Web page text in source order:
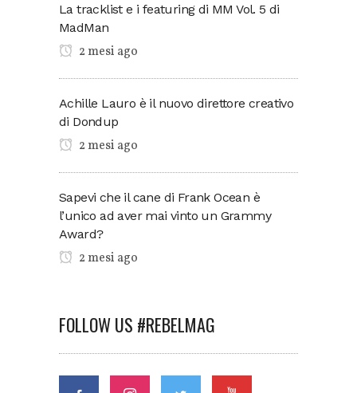
La tracklist e i featuring di MM Vol. 5 di
MadMan
2 mesi ago
Achille Lauro è il nuovo direttore creativo
di Dondup
2 mesi ago
Sapevi che il cane di Frank Ocean è
l’unico ad aver mai vinto un Grammy
Award?
2 mesi ago
FOLLOW US #REBELMAG